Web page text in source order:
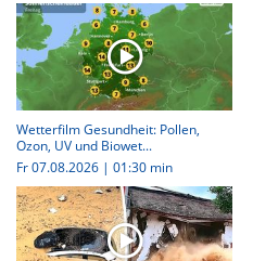
Wetterfilm Gesundheit: Pollen,
Ozon, UV und Biowet...
Fr 07.08.2026 | 01:30 min